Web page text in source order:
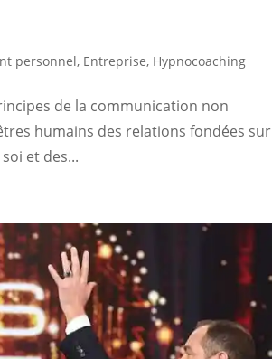
personnel, Entreprise, Hypnocoaching
de la communication non
humains des relations fondées sur
et des...